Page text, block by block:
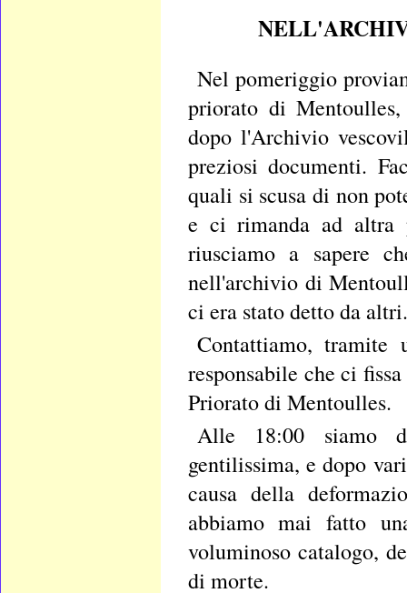
Nel pomeriggio
priorato di
dopo l'Archivio
preziosi documenti.
quali si scusa di non
e ci rimanda ad altra
riusciamo a sapere
nell'archivio di
ci era stato detto da altri.
Contattiamo, tramite
responsabile che ci
Priorato di Mentoulles.
Alle 18:00 siamo
gentilissima, e dopo
causa della
abbiamo mai fatto
voluminoso catalogo,
di morte.